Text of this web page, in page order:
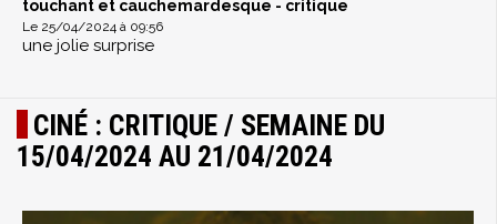
touchant et cauchemardesque - critique
Le 25/04/2024 à 09:56
une jolie surprise
CINÉ : CRITIQUE / SEMAINE DU
15/04/2024 AU 21/04/2024